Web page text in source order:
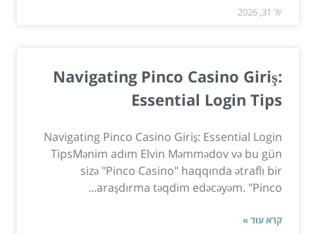
יול 31, 2026
Navigating Pinco Casino Giriş:
Essential Login Tips
Navigating Pinco Casino Giriş: Essential Login
TipsMənim adım Elvin Məmmədov və bu gün
sizə "Pinco Casino" haqqında ətraflı bir
araşdırma təqdim edəcəyəm. "Pinco...
קרא עוד »